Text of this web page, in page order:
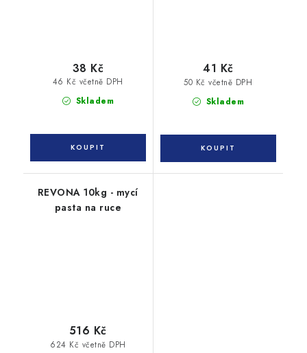
Skladem
46 Kč včetně DPH
38 Kč
Skladem
50 Kč včetně DPH
41 Kč
REVONA 10kg - mycí
pasta na ruce
624 Kč včetně DPH
516 Kč